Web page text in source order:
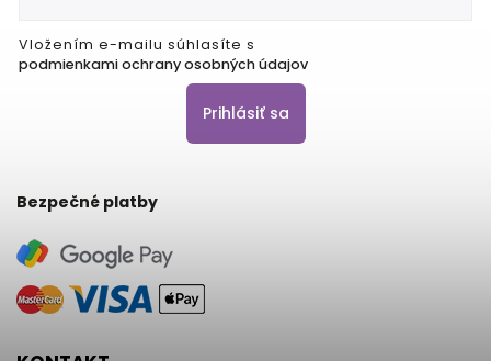
Vložením e-mailu súhlasíte s
podmienkami ochrany osobných údajov
Prihlásiť sa
Bezpečné platby